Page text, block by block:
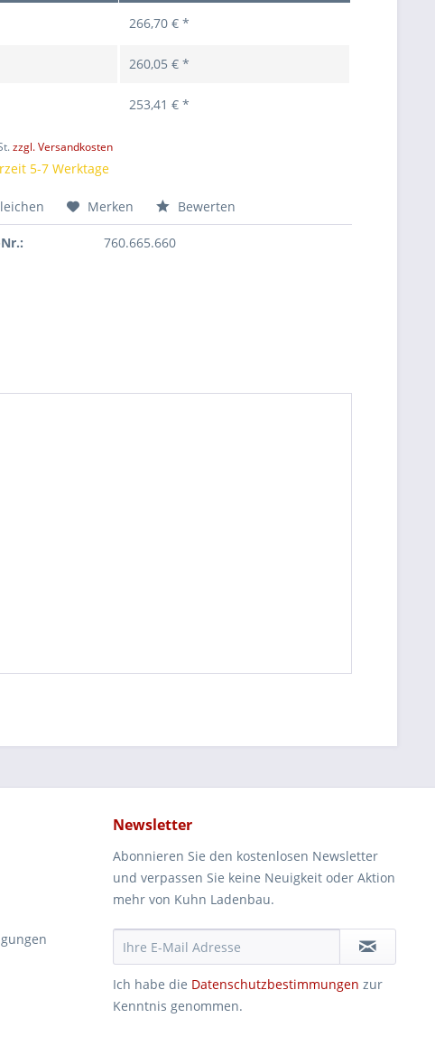
266,70 € *
260,05 € *
253,41 € *
zzgl. Versandkosten
5-7 Werktage
Merken Bewerten
760.665.660
Newsletter
Abonnieren Sie den kostenlosen Newsletter
und verpassen Sie keine Neuigkeit oder Aktion
mehr von Kuhn Ladenbau.
Ich habe die Datenschutzbestimmungen zur
Kenntnis genommen.